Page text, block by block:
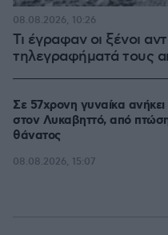
Τι έγραφαν οι ξένοι
τηλεγραφήματά τους
08.08.2026, 10:26
Σε 57χρονη γυναίκα
στον Λυκαβηττό, από
θάνατος
08.08.2026, 15:07